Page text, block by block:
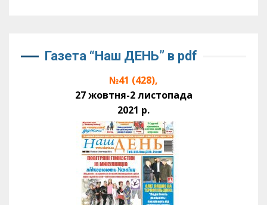
Газета “Наш ДЕНЬ” в pdf
№41 (428),
27 жовтня-2 листопада
2021 р.